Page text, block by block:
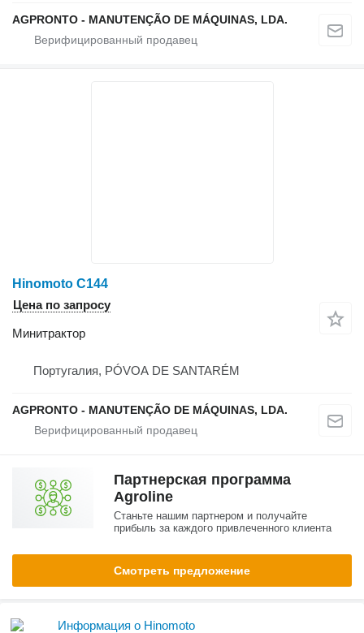
AGPRONTO - MANUTENÇÃO DE MÁQUINAS, LDA.
Hinomoto C144
Цена по запросу
Минитрактор
Португалия, PÓVOA DE SANTARÉM
AGPRONTO - MANUTENÇÃO DE MÁQUINAS, LDA.
Партнерская программа
Agroline
Станьте нашим партнером и получайте
прибыль за каждого привлеченного клиента
Смотреть предложение
Информация о Hinomoto